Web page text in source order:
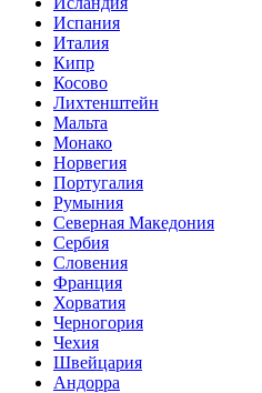
Испания
Италия
Кипр
Косово
Лихтенштейн
Мальта
Монако
Норвегия
Португалия
Румыния
Северная Македония
Сербия
Словения
Франция
Хорватия
Черногория
Чехия
Швейцария
Андорра